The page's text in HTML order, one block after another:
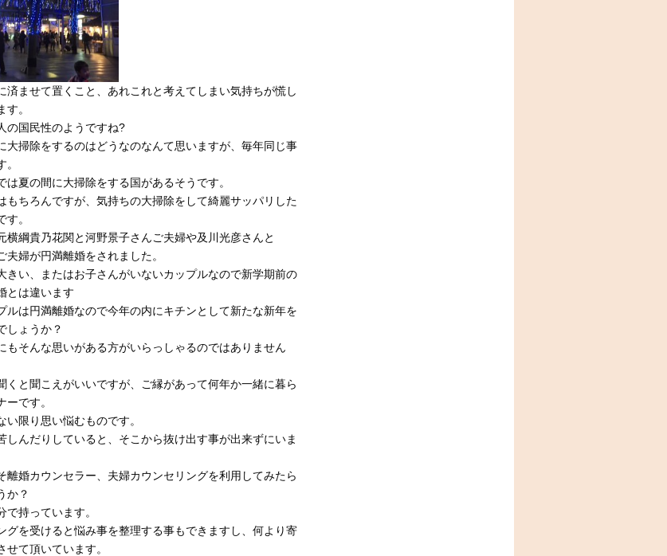
済ませて置くこと、あれこれと考えてしまい気持ちが慌し
す。
の国民性のようですね?
大掃除をするのはどうなのなんて思いますが、毎年同じ事
は夏の間に大掃除をする国があるそうです。
もちろんですが、気持ちの大掃除をして綺麗サッパリした
す。
横綱貴乃花関と河野景子さんご夫婦や及川光彦さんと
夫婦が円満離婚をされました。
きい、またはお子さんがいないカップルなので新学期前の
とは違います
ルは円満離婚なので今年の内にキチンとして新たな新年を
しょうか？
もそんな思いがある方がいらっしゃるのではありません
くと聞こえがいいですが、ご縁があって何年か一緒に暮ら
ーです。
い限り思い悩むものです。
しんだりしていると、そこから抜け出す事が出来ずにいま
離婚カウンセラー、夫婦カウンセリングを利用してみたら
か？
で持っています。
グを受けると悩み事を整理する事もできますし、何より寄
せて頂いています。